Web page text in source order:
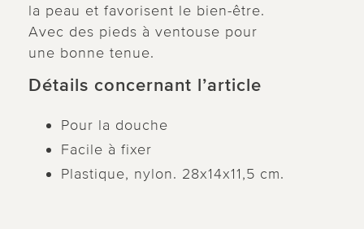
la peau et favorisent le bien-être.
Avec des pieds à ventouse pour
une bonne tenue.
Détails concernant l’article
Pour la douche
Facile à fixer
Plastique, nylon. 28x14x11,5 cm.